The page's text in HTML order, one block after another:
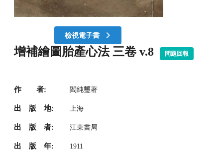
檢視電子書
增補繪圖胎產心法 三卷 v.8 問題回報
作 者: 閻純璽著
出 版 地: 上海
出 版 者: 江東書局
出 版 年: 1911